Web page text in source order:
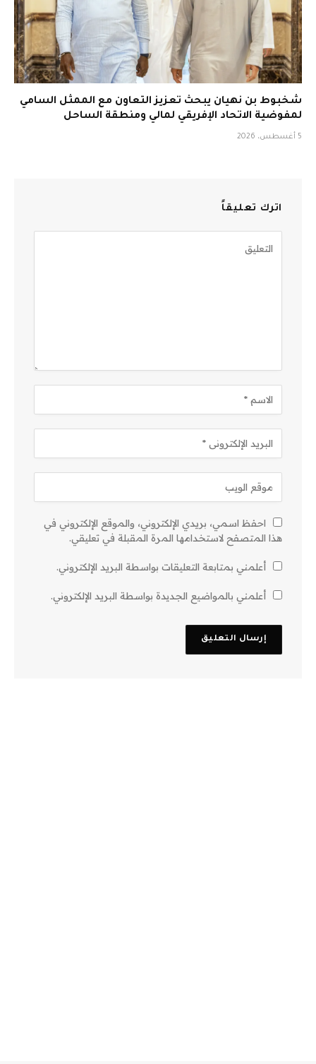
شخبوط بن نهيان يبحث تعزيز التعاون مع الممثل السامي
لمفوضية الاتحاد الإفريقي لمالي ومنطقة الساحل
5 أغسطس، 2026
اترك تعليقاً
احفظ اسمي، بريدي الإلكتروني، والموقع الإلكتروني في
هذا المتصفح لاستخدامها المرة المقبلة في تعليقي.
أعلمني بمتابعة التعليقات بواسطة البريد الإلكتروني.
أعلمني بالمواضيع الجديدة بواسطة البريد الإلكتروني.